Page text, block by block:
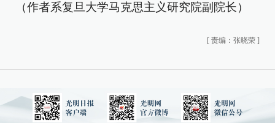
（作者系复旦大学马克思主义研究院副院长）
[ 责编：张晓荣 ]